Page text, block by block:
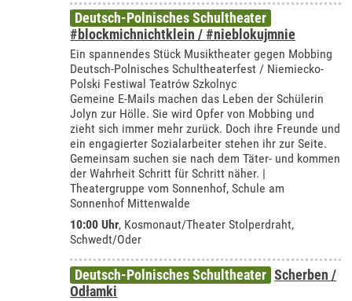
Deutsch-Polnisches Schultheater
#blockmichnichtklein / #nieblokujmnie
Ein spannendes Stück Musiktheater gegen Mobbing
Deutsch-Polnisches Schultheaterfest / Niemiecko-
Polski Festiwal Teatrów Szkolnyc
Gemeine E-Mails machen das Leben der Schülerin
Jolyn zur Hölle. Sie wird Opfer von Mobbing und
zieht sich immer mehr zurück. Doch ihre Freunde und
ein engagierter Sozialarbeiter stehen ihr zur Seite.
Gemeinsam suchen sie nach dem Täter- und kommen
der Wahrheit Schritt für Schritt näher. |
Theatergruppe vom Sonnenhof, Schule am
Sonnenhof Mittenwalde
10:00 Uhr, Kosmonaut/Theater Stolperdraht,
Schwedt/Oder
Deutsch-Polnisches Schultheater Scherben /
Odłamki